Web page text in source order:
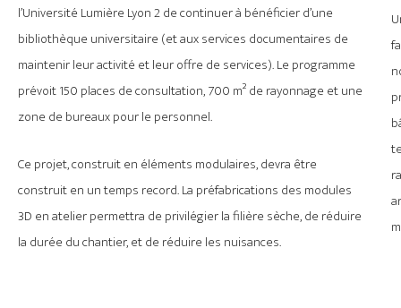
l’Université Lumière Lyon 2 de continuer à bénéficier d’une
bibliothèque universitaire (et aux services documentaires de
maintenir leur activité et leur offre de services). Le programme
prévoit 150 places de consultation, 700 m² de rayonnage et une
zone de bureaux pour le personnel.
Ce projet, construit en éléments modulaires, devra être
construit en un temps record. La préfabrications des modules
3D en atelier permettra de privilégier la filière sèche, de réduire
la durée du chantier, et de réduire les nuisances.